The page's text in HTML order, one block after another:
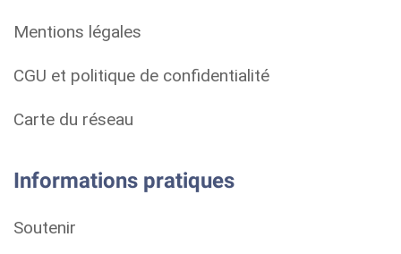
Mentions légales
CGU et politique de confidentialité
Carte du réseau
Informations pratiques
Soutenir